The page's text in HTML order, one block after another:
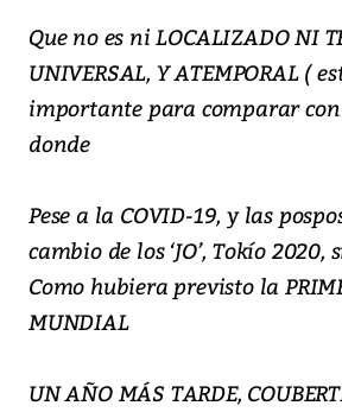
Que no es ni LOCALIZADO NI
UNIVERSAL, Y ATEMPORAL (
importante para comparar con
donde
Pese a la COVID-19, y las
cambio de los ‘JO’, Tokío
Como hubiera previsto la
MUNDIAL
UN AÑO MÁS TARDE,